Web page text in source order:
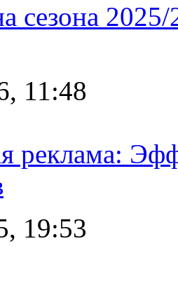
сезона
11:48
реклама:
19:53